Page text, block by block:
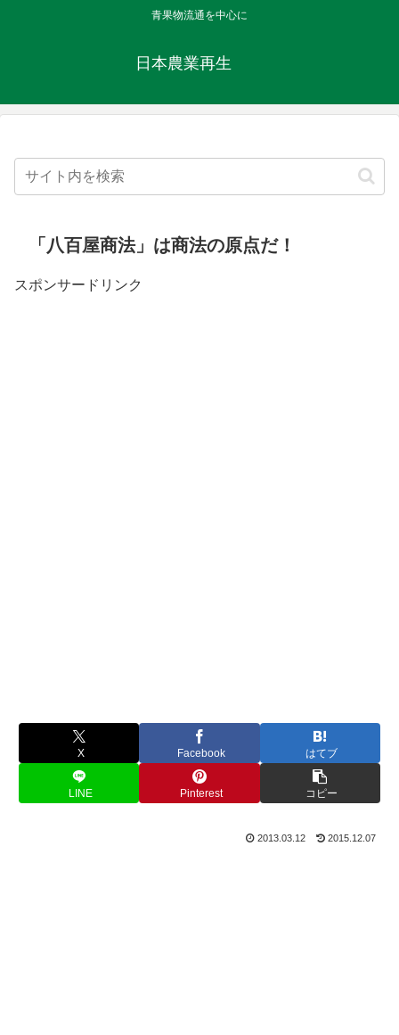
青果物流通を中心に
日本農業再生
「八百屋商法」は商法の原点だ！
スポンサードリンク
X Facebook はてブ
LINE Pinterest コピー
2013.03.12 2015.12.07